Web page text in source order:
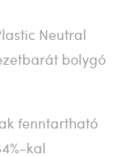
Neutral
bolygó
fenntartható
kal